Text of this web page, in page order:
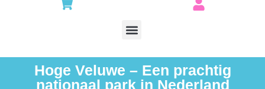
Hoge Veluwe – Een prachtig
nationaal park in Nederland